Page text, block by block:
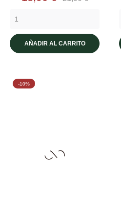
AÑADIR AL CARRITO
-10%